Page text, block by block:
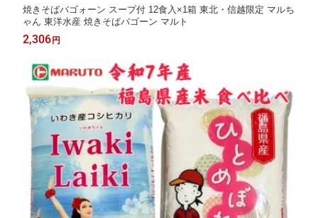
焼きそばバゴォーン スープ付 12食入×1箱 東北・信越限定 マルち
ゃん 東洋水産 焼きそばバゴーン マルト
2,306円